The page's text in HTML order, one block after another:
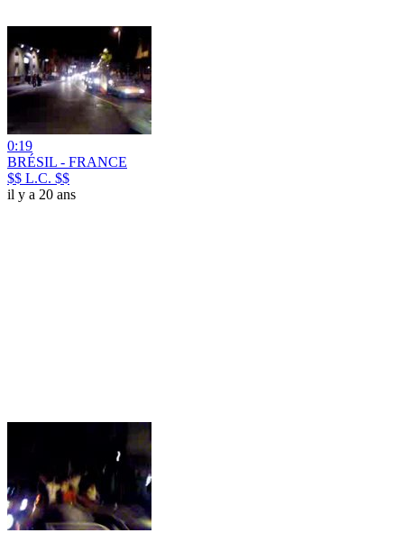
0:19
BRÉSIL - FRANCE
$$ L.C. $$
il y a 20 ans